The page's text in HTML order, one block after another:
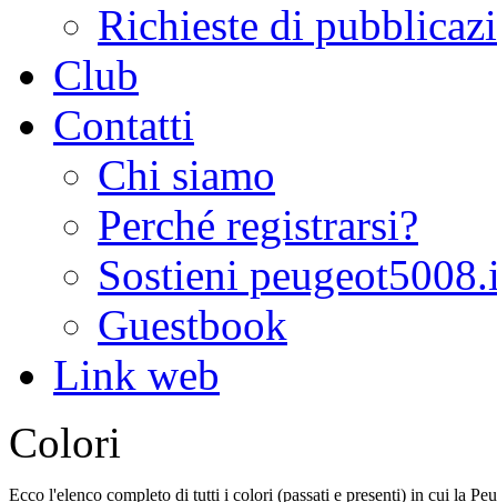
Richieste di
Club
Contatti
Chi siamo
Perché registrarsi?
Sostieni
Guestbook
Link web
Colori
Ecco l'elenco completo di tutti i colori (passati e presenti) in cui la